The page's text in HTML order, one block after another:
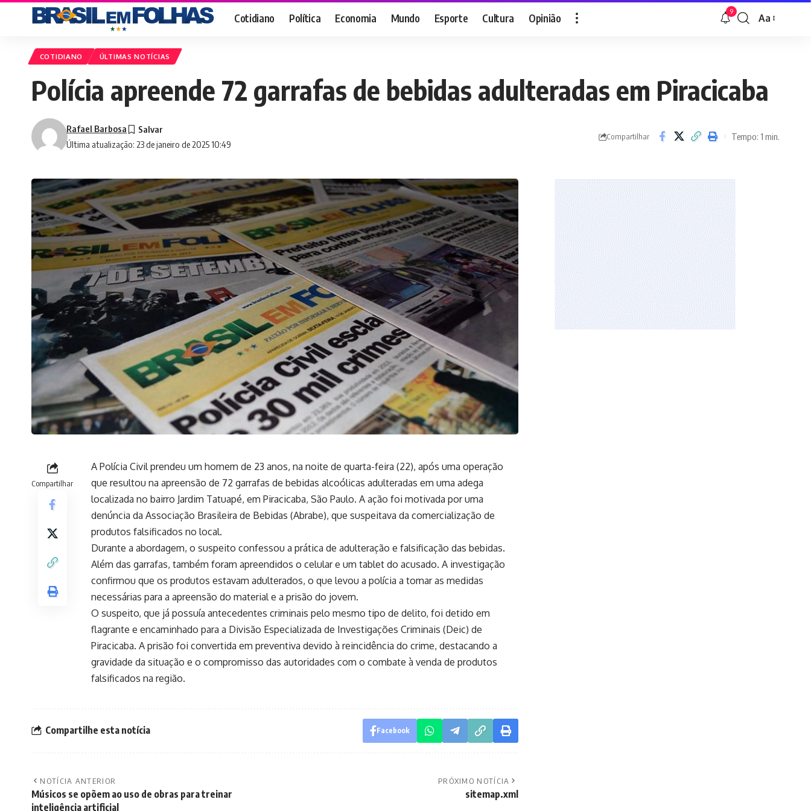
Cotidiano Política Economia Mundo Esporte Cultura Opinião 9
Font
Aa
COTIDIANO ÚLTIMAS NOTÍCIAS
Polícia apreende 72 garrafas de bebidas adulteradas em Piracicaba
Última atualização: 23 de janeiro de 2025 10:49
Rafael Barbosa
Compartilhar Tempo: 1 min.
Compartilhar
A Polícia Civil prendeu um homem de 23 anos, na noite de quarta-feira (22), após uma operação
que resultou na apreensão de 72 garrafas de bebidas alcoólicas adulteradas em uma adega
localizada no bairro Jardim Tatuapé, em Piracicaba, São Paulo. A ação foi motivada por uma
denúncia da Associação Brasileira de Bebidas (Abrabe), que suspeitava da comercialização de
produtos falsificados no local.
Durante a abordagem, o suspeito confessou a prática de adulteração e falsificação das bebidas.
Além das garrafas, também foram apreendidos o celular e um tablet do acusado. A investigação
confirmou que os produtos estavam adulterados, o que levou a polícia a tomar as medidas
necessárias para a apreensão do material e a prisão do jovem.
O suspeito, que já possuía antecedentes criminais pelo mesmo tipo de delito, foi detido em
flagrante e encaminhado para a Divisão Especializada de Investigações Criminais (Deic) de
Piracicaba. A prisão foi convertida em preventiva devido à reincidência do crime, destacando a
gravidade da situação e o compromisso das autoridades com o combate à venda de produtos
falsificados na região.
Compartilhe esta notícia Facebook
NOTÍCIA ANTERIOR
Músicos se opõem ao uso de obras para treinar
inteligência artificial
PRÓXIMO NOTÍCIA
sitemap.xml